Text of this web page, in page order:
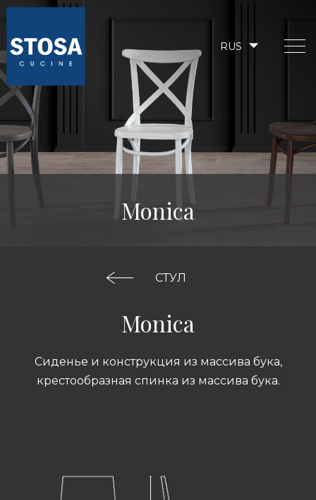
RUS
Monica
СТУЛ
Monica
Сиденье и конструкция из массива бука,
крестообразная спинка из массива бука.